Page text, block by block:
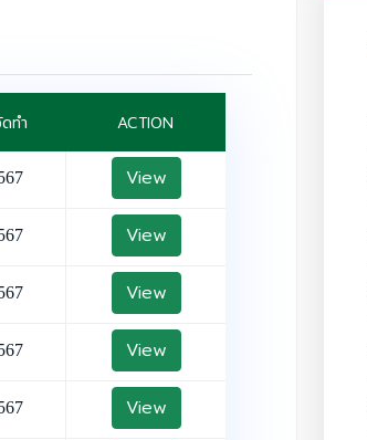
ทำ ACTION
View
View
View
View
View